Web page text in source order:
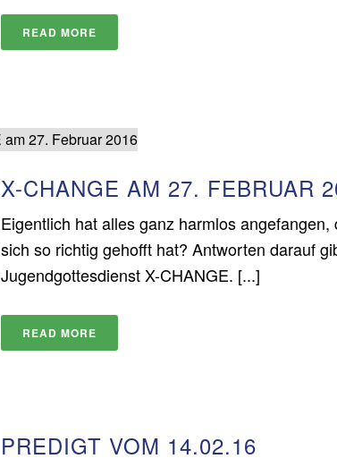
READ MORE
X-CHANGE AM 27. FEBRUAR
Eigentlich hat alles ganz harmlos
sich so richtig gehofft hat? Antworten darauf
Jugendgottesdienst X-CHANGE. [...]
READ MORE
PREDIGT VOM 14.02.16